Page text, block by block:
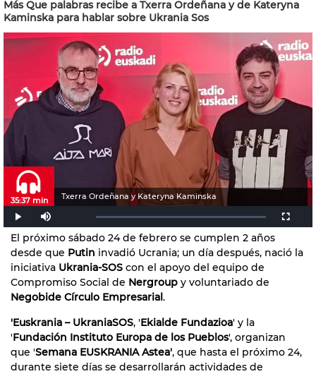
Más Que palabras recibe a Txerra Ordeñana y de Kateryna
Kaminska para hablar sobre Ukrania Sos
Txerra Ordeñana y Kateryna Kaminska
35:37 min
El próximo sábado 24 de febrero se cumplen 2 años
desde que Putin invadió Ucrania; un día después, nació la
iniciativa Ukrania-SOS con el apoyo del equipo de
Compromiso Social de Nergroup y voluntariado de
Negobide Círculo Empresarial.
'Euskrania – UkraniaSOS, 'Ekialde Fundazioa' y la
'Fundación Instituto Europa de los Pueblos', organizan
que 'Semana EUSKRANIA Astea', que hasta el próximo 24,
durante siete días se desarrollarán actividades de